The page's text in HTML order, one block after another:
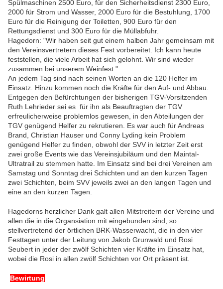
Spülmaschinen 2500 Euro, für den Sicherheitsdienst 2300 Euro,
2000 für Strom und Wasser, 2000 Euro für die Bestuhlung, 1700
Euro für die Reinigung der Toiletten, 900 Euro für den
Rettungsdienst und 300 Euro für die Müllabfuhr.
Hagedorn: "Wir haben seit gut einem halben Jahr gemeinsam mit
den Vereinsvertretern dieses Fest vorbereitet. Ich kann heute
feststellen, die viele Arbeit hat sich gelohnt. Wir sind wieder
zusammen bei unserem Weinfest."
An jedem Tag sind nach seinen Worten an die 120 Helfer im
Einsatz. Hinzu kommen noch die Kräfte für den Auf- und Abbau.
Entgegen den Befürchtungen der bisherigen TGV-Vorsitzenden
Ruth Lehrieder sei es für ihn als Beauftragten der TGV
erfreulicherweise problemlos gewesen, in den Abteilungen der
TGV genügend Helfer zu rekrutieren. Es war auch für Andreas
Brand, Christian Hauser und Conny Lyding kein Problem
genügend Helfer zu finden, obwohl der SVV in letzter Zeit erst
zwei große Events wie das Vereinsjubiläum und den Maintal-
Ultratrail zu stemmen hatte. Im Einsatz sind bei drei Vereinen am
Samstag und Sonntag drei Schichten und an den kurzen Tagen
zwei Schichten, beim SVV jeweils zwei an den langen Tagen und
eine an den kurzen Tagen.
Hagedorns herzlicher Dank galt allen Mitstreitern der Vereine und
allen die in die Organsiation mit eingebunden sind, so
stellvertretend der örtlichen BRK-Wasserwacht, die in den vier
Festtagen unter der Leitung von Jakob Grunwald und Rosi
Seubert in jeder der zwölf Schichten vier Kräfte im Einsatz hat,
wobei die Rosi in allen zwölf Schichten vor Ort präsent ist.
Bewirtung